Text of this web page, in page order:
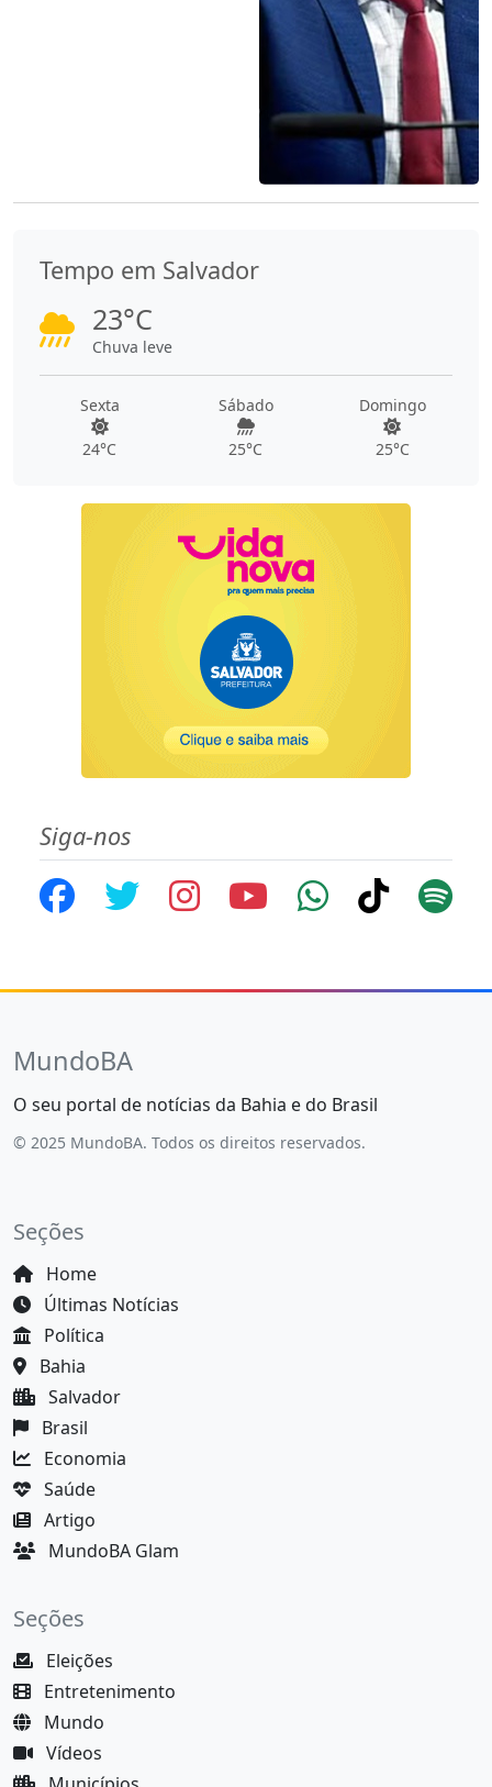
Tempo em Salvador
23°C
Chuva leve
Sexta
24°C
Sábado
25°C
Domingo
25°C
Siga-nos
MundoBA
O seu portal de notícias da Bahia e do Brasil
© 2025 MundoBA. Todos os direitos reservados.
Seções
Home
Últimas Notícias
Política
Bahia
Salvador
Brasil
Economia
Saúde
Artigo
MundoBA Glam
Seções
Eleições
Entretenimento
Mundo
Vídeos